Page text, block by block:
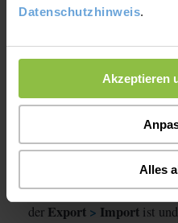
Datenschutzhinweis.
Akzeptieren
Alles
und Kredite ins Ausland
Dabei ist
In- und Ausland sehr
Man spricht von einem
der Export > Import ist